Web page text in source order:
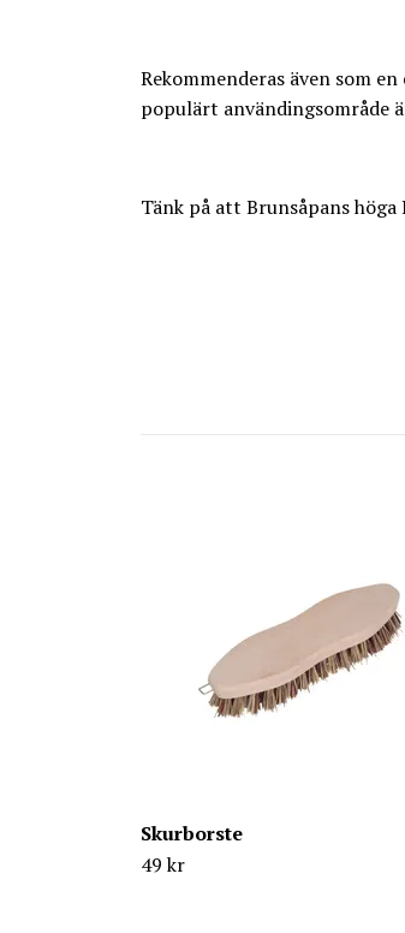
Rekommenderas även som
populärt användingsområde
Tänk på att Brunsåpans
Skurborste
49 kr